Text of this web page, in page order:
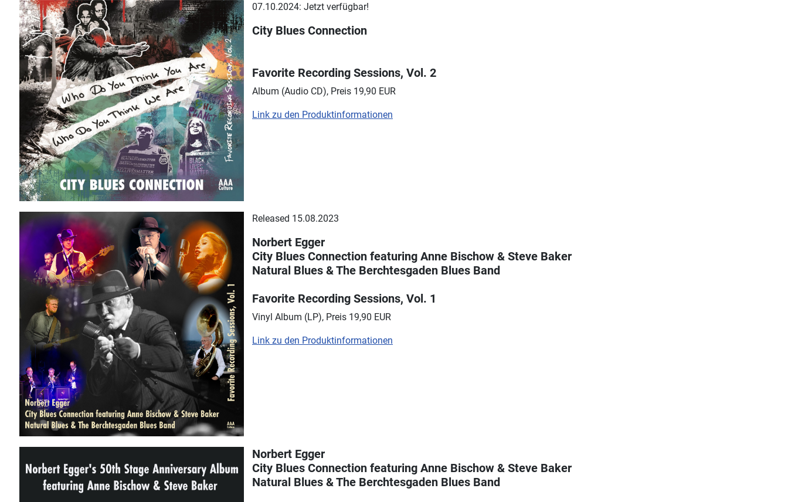
07.10.2024: Jetzt verfügbar!
City Blues Connection
Favorite Recording Sessions, Vol. 2
Album (Audio CD), Preis 19,90 EUR
Link zu den Produktinformationen
Released 15.08.2023
Norbert Egger
City Blues Connection featuring Anne Bischow & Steve Baker
Natural Blues & The Berchtesgaden Blues Band
Favorite Recording Sessions, Vol. 1
Vinyl Album (LP), Preis 19,90 EUR
Link zu den Produktinformationen
Norbert Egger
City Blues Connection featuring Anne Bischow & Steve Baker
Natural Blues & The Berchtesgaden Blues Band